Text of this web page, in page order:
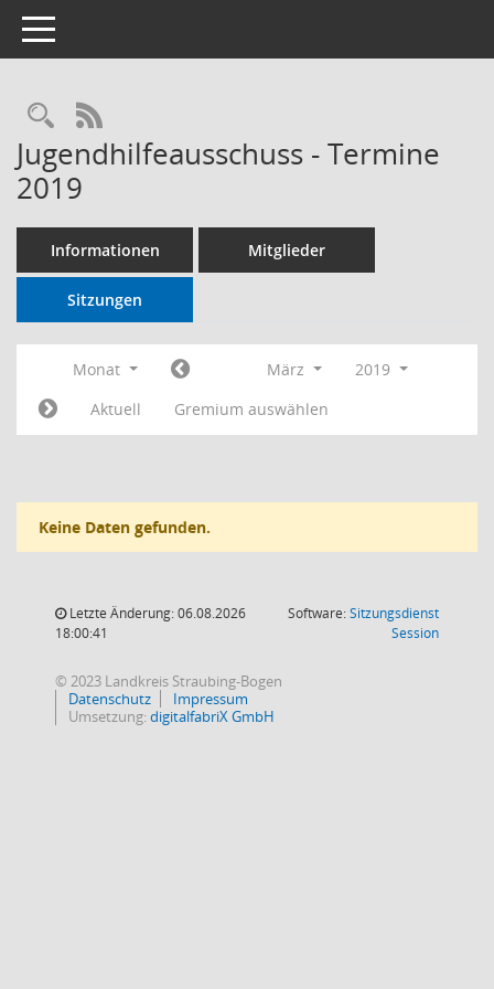
Toggle navigation
RSS-Feed
Jugendhilfeausschuss - Termine
2019
Informationen Mitglieder
Sitzungen
Monat März
2019
Aktuell
Gremium auswählen
Keine Daten gefunden.
Letzte Änderung: 06.08.2026
18:00:41
Software:Sitzungsdienst
Session(Wird in
© 2023 Landkreis Straubing-Bogen
Datenschutz
Impressum
Umsetzung:digitalfabriX GmbH